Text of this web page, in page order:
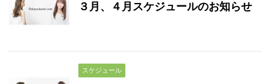
３月、４月スケジュールのお知らせ
スケジュール